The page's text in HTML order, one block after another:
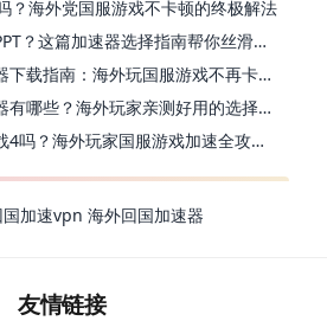
？海外党国服游戏不卡顿的终极解法
海外党打枪神纪卡成PPT？这篇加速器选择指南帮你丝滑上分
美国打我的起源加速器下载指南：海外玩国服游戏不再卡的终极方案
江南百景图国外加速器有哪些？海外玩家亲测好用的选择与避坑指南
去国外能打王国保卫战4吗？海外玩家国服游戏加速全攻略（附公主连结幻想江湖实测）
国加速vpn 海外回国加速器
友情链接